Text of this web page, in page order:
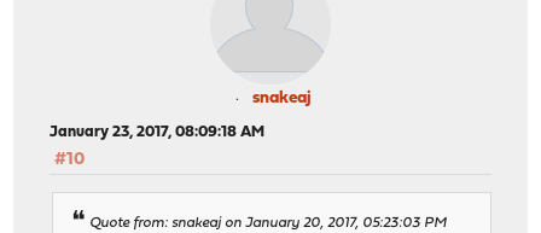
snakeaj
January 23, 2017, 08:09:18 AM
#10
Quote from: snakeaj on January 20, 2017, 05:23:03 PM